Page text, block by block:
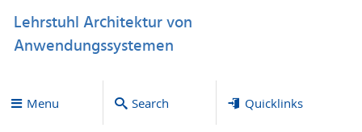
Lehrstuhl Architektur von
Anwendungssystemen
Menu Search Quicklinks